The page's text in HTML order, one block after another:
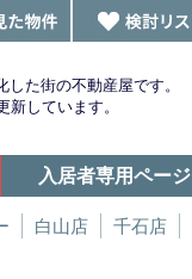
た街の不動産屋です。
しています。
入居者専用ページ
白山店
千石店